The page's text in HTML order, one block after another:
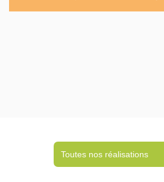
Toutes nos réalisations